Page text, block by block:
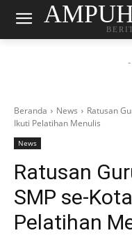
-
Beranda News
Ratusan
Ikuti Pelatihan Menulis
News
Ratusan
SMP se-
Pelatihan